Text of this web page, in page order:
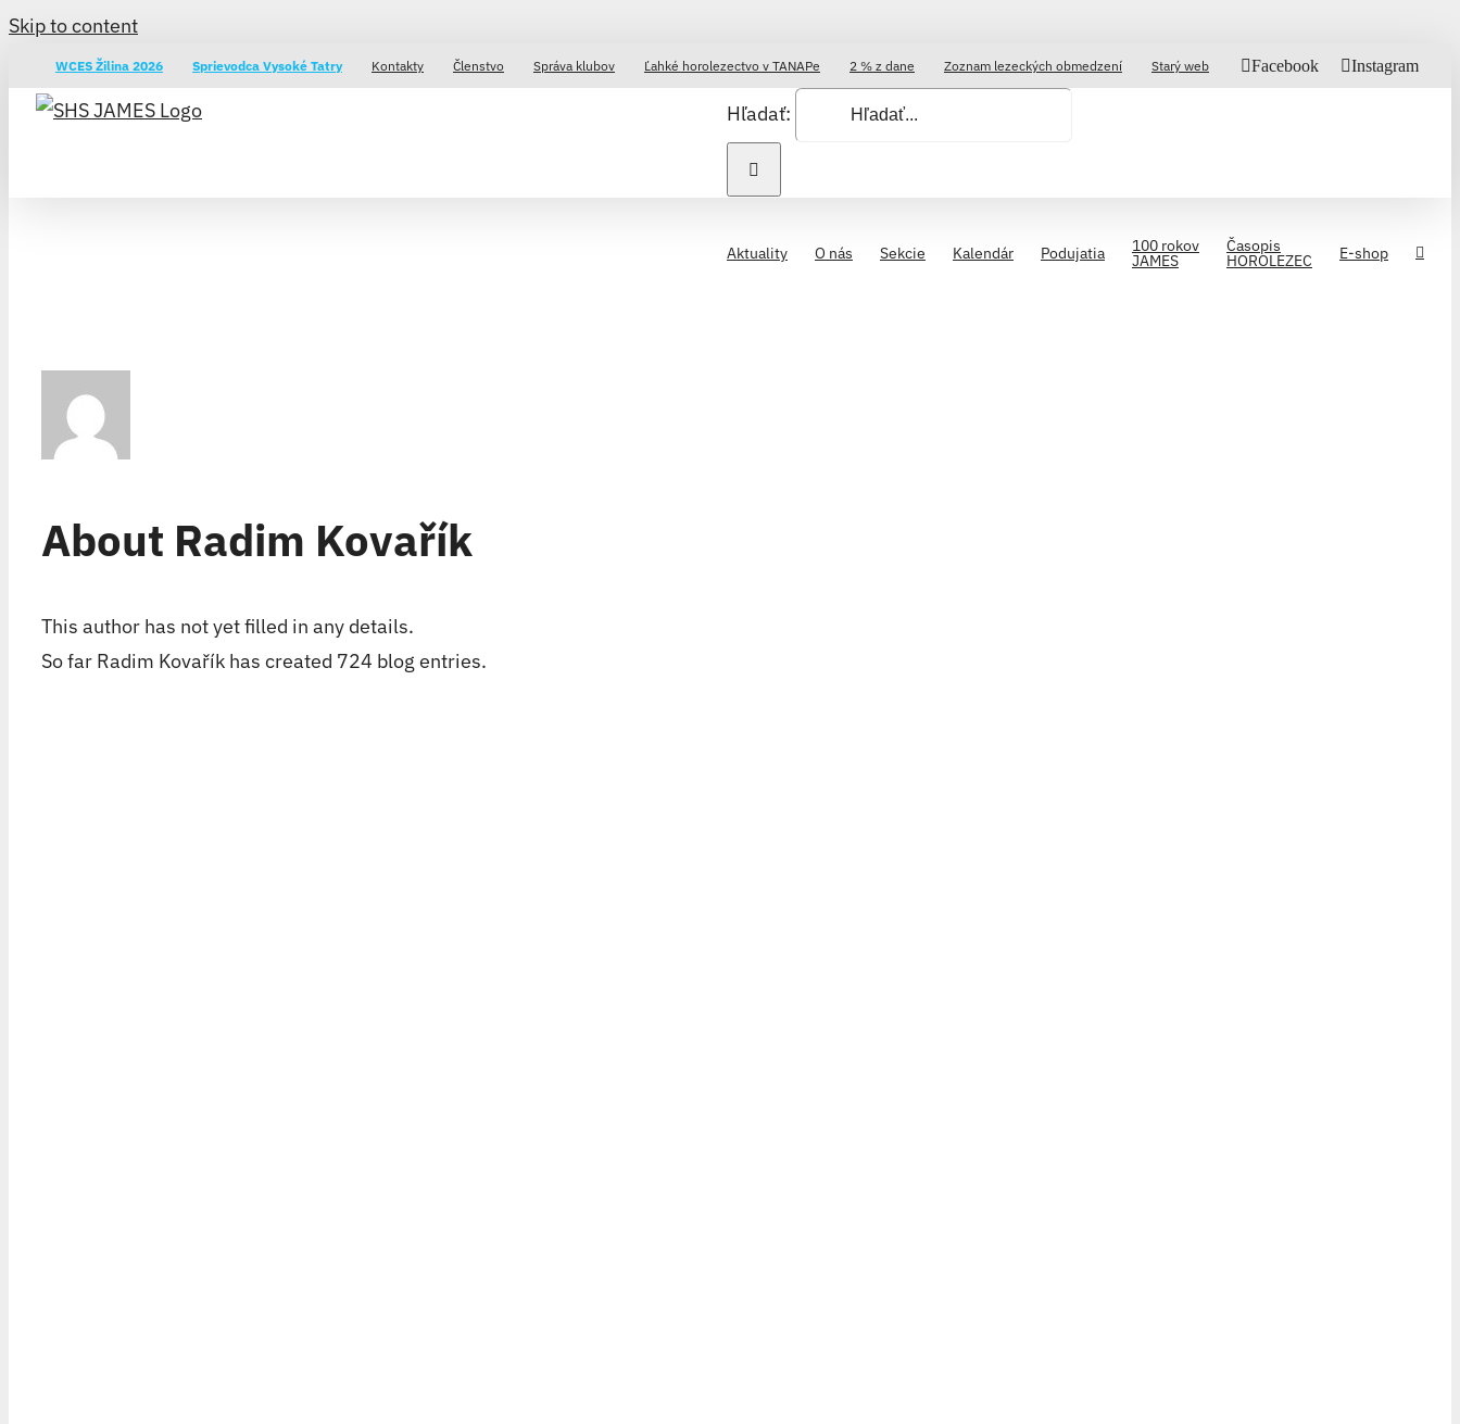
Skip to content
WCES Žilina 2026 Sprievodca Vysoké Tatry Kontakty Členstvo Správa klubov Ľahké horolezectvo v TANAPe 2 % z dane Zoznam lezeckých obmedzení Starý web Facebook Instagram
Hľadať:
Aktuality O nás Sekcie Kalendár Podujatia 100 rokov
JAMES
Časopis
HOROLEZEC E-shop
About Radim Kovařík
This author has not yet filled in any details.
So far Radim Kovařík has created 724 blog entries.